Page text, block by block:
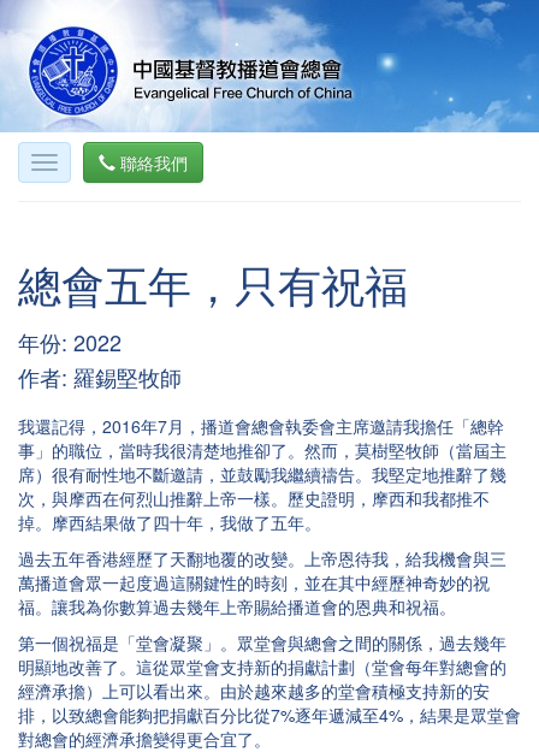
聯絡我們
總會五年，只有祝福
年份: 2022
作者: 羅錫堅牧師
我還記得，2016年7月，播道會總會執委會主席邀請我擔任「總幹
事」的職位，當時我很清楚地推卻了。然而，莫樹堅牧師（當屆主
席）很有耐性地不斷邀請，並鼓勵我繼續禱告。我堅定地推辭了幾
次，與摩西在何烈山推辭上帝一樣。歷史證明，摩西和我都推不
掉。摩西結果做了四十年，我做了五年。
過去五年香港經歷了天翻地覆的改變。上帝恩待我，給我機會與三
萬播道會眾一起度過這關鍵性的時刻，並在其中經歷神奇妙的祝
福。讓我為你數算過去幾年上帝賜給播道會的恩典和祝福。
第一個祝福是「堂會凝聚」。眾堂會與總會之間的關係，過去幾年
明顯地改善了。這從眾堂會支持新的捐獻計劃（堂會每年對總會的
經濟承擔）上可以看出來。由於越來越多的堂會積極支持新的安
排，以致總會能夠把捐獻百分比從7%逐年遞減至4%，結果是眾堂會
對總會的經濟承擔變得更合宜了。